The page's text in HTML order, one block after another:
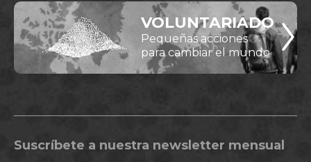
VOLUNTARIADO
Pequeñas acciones
para cambiar el mundo
Suscríbete a nuestra newsletter mensual